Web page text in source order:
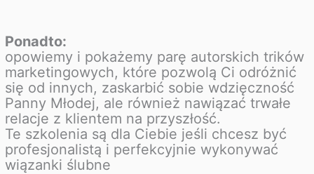
Ponadto:
opowiemy i pokażemy parę autorskich trików
marketingowych, które pozwolą Ci odróżnić
się od innych, zaskarbić sobie wdzięczność
Panny Młodej, ale również nawiązać trwałe
relacje z klientem na przyszłość.
Te szkolenia są dla Ciebie jeśli chcesz być
profesjonalistą i perfekcyjnie wykonywać
wiązanki ślubne